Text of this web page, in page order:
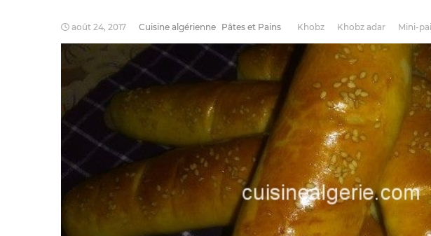
août 24, 2017 Cuisine algérienne Pâtes et Pains Khobz Khobz adar Mini-